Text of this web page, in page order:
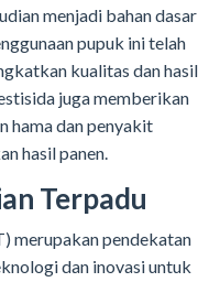
menjadi bahan dasar
pupuk ini telah
kualitas dan hasil
juga memberikan
hama dan penyakit
hasil panen.
Terpadu
merupakan pendekatan
dan inovasi untuk